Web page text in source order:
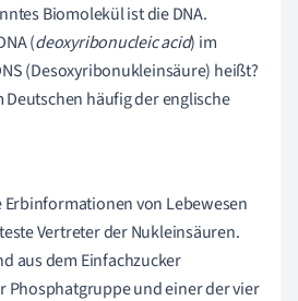
Biomolekül ist die DNA.
(deoxyribonucleic acid) im
(Desoxyribonukleinsäure) heißt?
häufig der englische
Erbinformationen von Lebewesen
Vertreter der Nukleinsäuren.
aus dem Einfachzucker
Phosphatgruppe und einer der vier